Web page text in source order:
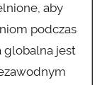
aby
podczas
globalna jest